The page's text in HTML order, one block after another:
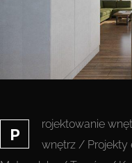
P
rojektowanie
wnętrz /